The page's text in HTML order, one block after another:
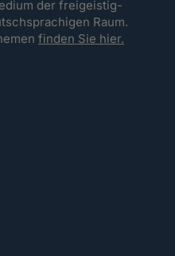
der freigeistig-
Raum.
finden Sie hier.